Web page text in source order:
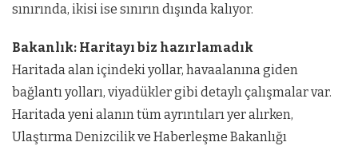
sınırında, ikisi ise sınırın dışında kalıyor.
Bakanlık: Haritayı biz hazırlamadık
Haritada alan içindeki yollar, havaalanına giden
bağlantı yolları, viyadükler gibi detaylı çalışmalar var.
Haritada yeni alanın tüm ayrıntıları yer alırken,
Ulaştırma Denizcilik ve Haberleşme Bakanlığı